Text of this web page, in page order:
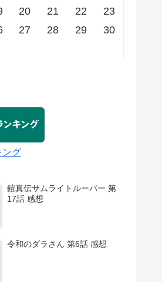
20 21 22
23
27 28 29
30
ング
鎧真伝サムライトルーパー 第
17話 感想
令和のダラさん 第6話 感想